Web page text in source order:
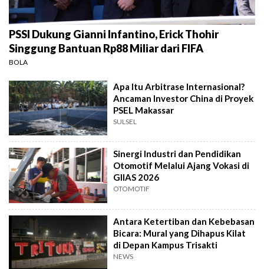
PSSI Dukung Gianni Infantino, Erick Thohir
Singgung Bantuan Rp88 Miliar dari FIFA
BOLA
Apa Itu Arbitrase Internasional?
Ancaman Investor China di Proyek
PSEL Makassar
SULSEL
Sinergi Industri dan Pendidikan
Otomotif Melalui Ajang Vokasi di
GIIAS 2026
OTOMOTIF
Antara Ketertiban dan Kebebasan
Bicara: Mural yang Dihapus Kilat
di Depan Kampus Trisakti
NEWS